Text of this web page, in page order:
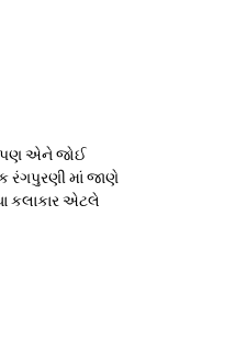
પણ એને જોઈ
રંગપુરણી માં જાણે
કલાકાર એટલે